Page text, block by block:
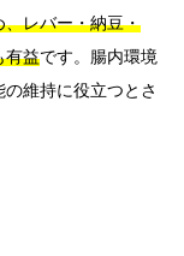
、レバー・納豆・
有益です。腸内環境
維持に役立つとさ